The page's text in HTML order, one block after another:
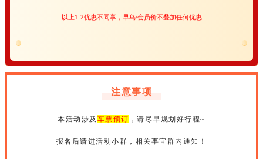
— 以上1-2优惠不同享，早鸟/会员价不叠加任何优惠—
注意事项
本活动涉及 车票预订 ，请尽早规划好行程~
报名后请进活动小群，相关事宜群内通知！